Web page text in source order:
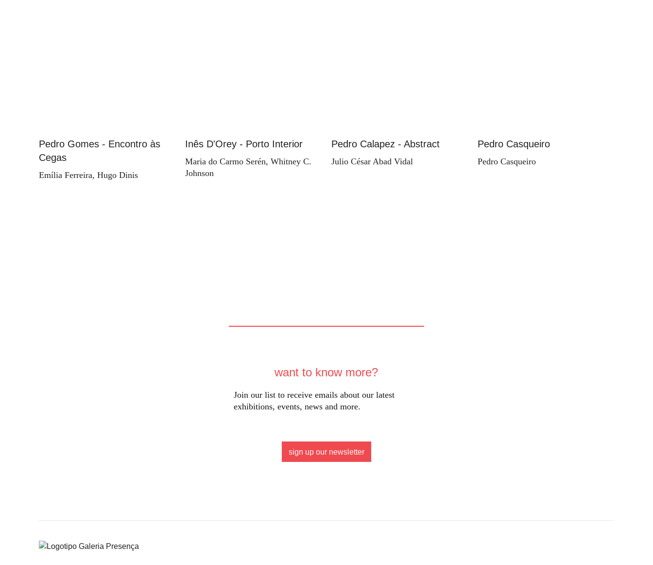
Pedro Gomes - Encontro às
Cegas
Emília Ferreira, Hugo Dinis
Inês D'Orey - Porto Interior
Maria do Carmo Serén, Whitney C.
Johnson
Pedro Calapez - Abstract
Julio César Abad Vidal
Pedro Casqueiro
Pedro Casqueiro
want to know more?
Join our list to receive emails about our latest
exhibitions, events, news and more.
sign up our newsletter